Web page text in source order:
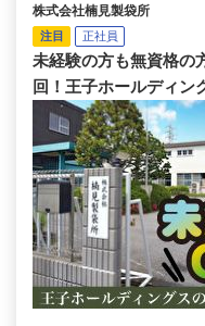
株式会社楠見製袋所
注目 正社員
未経験の方も無資格の
回！王子ホールディン